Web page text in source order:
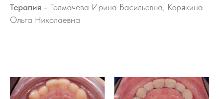
Терапия - Толмачева Ирина Васильевна, Корякина
Ольга Николаевна